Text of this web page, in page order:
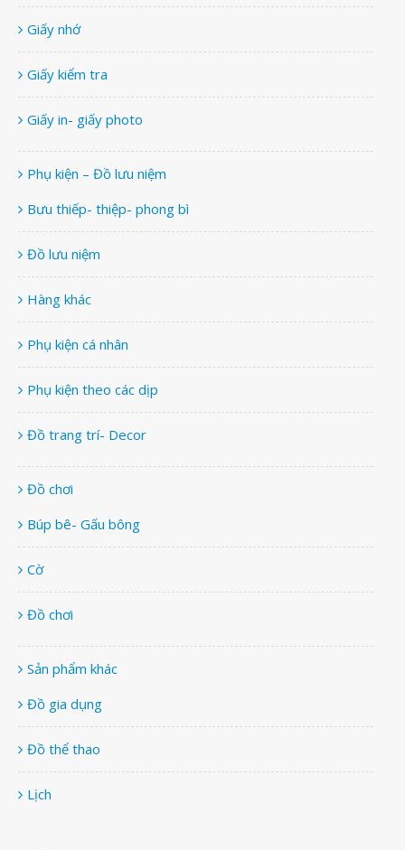
Giấy nhớ
Giấy kiểm tra
Giấy in- giấy photo
Phụ kiện – Đồ lưu niệm
Bưu thiếp- thiệp- phong bì
Đồ lưu niệm
Hàng khác
Phụ kiện cá nhân
Phụ kiện theo các dịp
Đồ trang trí- Decor
Đồ chơi
Búp bê- Gấu bông
Cờ
Đồ chơi
Sản phẩm khác
Đồ gia dụng
Đồ thể thao
Lịch